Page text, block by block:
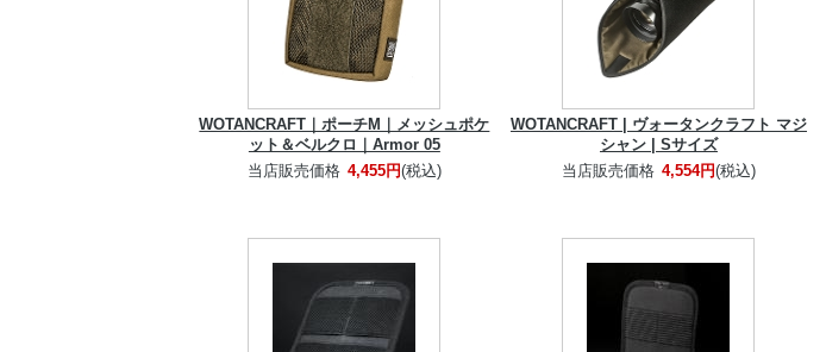
WOTANCRAFT｜ポーチM｜メッシュポケ
ット＆ベルクロ｜Armor 05
当店販売価格 4,455円(税込)
WOTANCRAFT | ヴォータンクラフト マジ
シャン | Sサイズ
当店販売価格 4,554円(税込)